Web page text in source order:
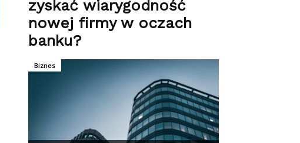
zyskać wiarygodność
nowej firmy w oczach
banku?
Biznes